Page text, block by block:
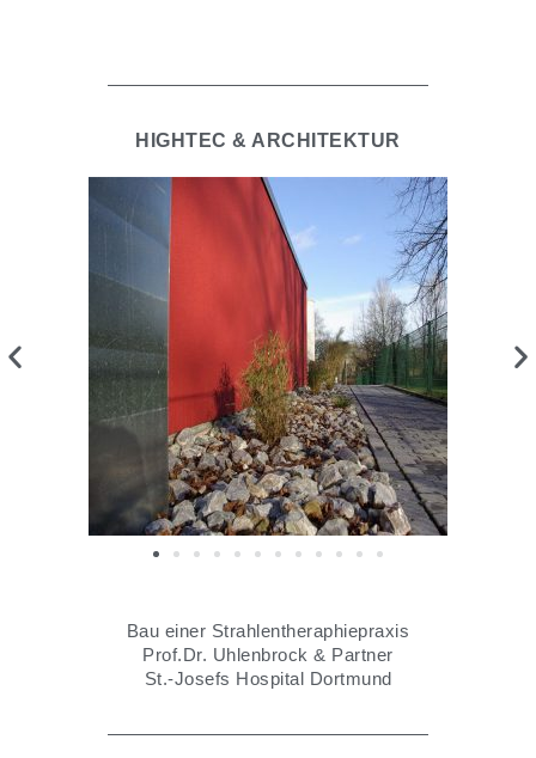
HIGHTEC & ARCHITEKTUR
Bau einer Strahlentheraphiepraxis
Prof.Dr. Uhlenbrock & Partner
St.-Josefs Hospital Dortmund